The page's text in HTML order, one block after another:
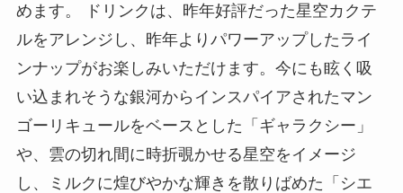
めます。 ドリンクは、昨年好評だった星空カクテ
ルをアレンジし、昨年よりパワーアップしたライ
ンナップがお楽しみいただけます。今にも眩く吸
い込まれそうな銀河からインスパイアされたマン
ゴーリキュールをベースとした「ギャラクシー」
や、雲の切れ間に時折覗かせる星空をイメージ
し、ミルクに煌びやかな輝きを散りばめた「シエ